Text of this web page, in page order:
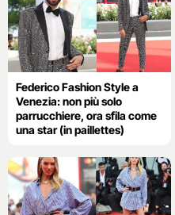
Federico Fashion Style a
Venezia: non più solo
parrucchiere, ora sfila come
una star (in paillettes)